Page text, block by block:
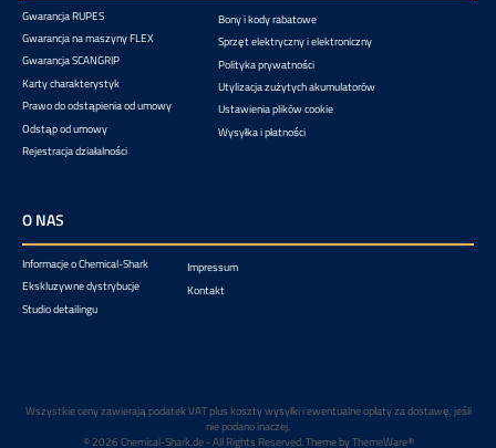
Gwarancja RUPES
Gwarancja na maszyny FLEX
Gwarancja SCANGRIP
Karty charakterystyk
Prawo do odstąpienia od umowy
Odstąp od umowy
Rejestracja działalności
Bony i kody rabatowe
Sprzęt elektryczny i elektroniczny
Polityka prywatności
Utylizacja zużytych akumulatorów
Ustawienia plików cookie
Wysyłka i płatności
O NAS
Informacje o Chemical-Shark
Ekskluzywne dystrybucje
Studio detailingu
Impressum
Kontakt
Wszystkie ceny zawierają podatek VAT plus koszty wysyłkii ewentualne opłaty za dostawę, jeśli
nie podano inaczej.
© 2026 Chemical-Shark.de - All Rights Reserved. Theme byThemeWare®